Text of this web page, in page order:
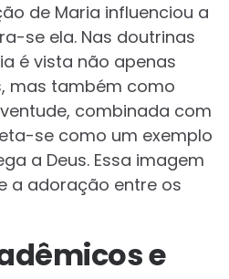
de Maria influenciou a
se ela. Nas doutrinas
é vista não apenas
mas também como
combinada com
se como um exemplo
a Deus. Essa imagem
a adoração entre os
e